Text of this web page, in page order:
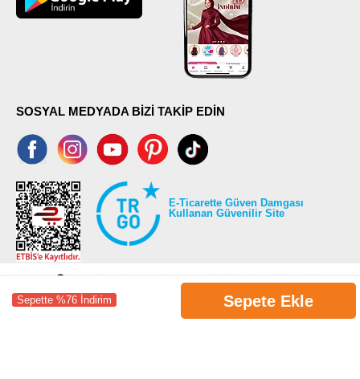
Sepette %76 İndirim Sepete Ekle
SOSYAL MEDYADA BİZİ TAKİP EDİN
E-Ticarette Güven Damgası
Kullanan Güvenilir Site
©2026 Tüm modaselvim.com hakları saklıdır.